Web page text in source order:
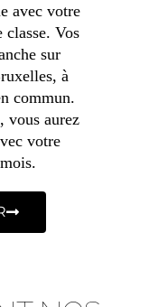
avec votre
Vos
sur
à
commun.
vous aurez
votre